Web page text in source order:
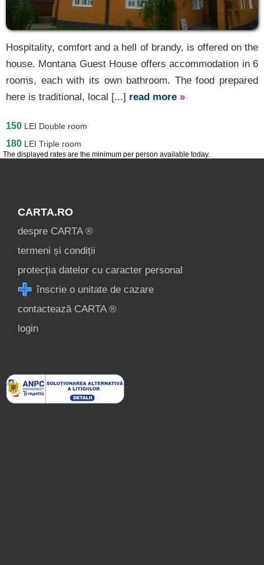
The displayed rates are the minimum per person available today.
Hospitality, comfort and a hell of brandy, is offered on the
house. Montana Guest House offers accommodation in 6
rooms, each with its own bathroom. The food prepared
here is traditional, local [...] read more »
150 LEI Double room
180 LEI Triple room
Șieu [1 offers at 47.9 km]
[1 offers at 56.1 km]
Târgu Lăpuș
[4 offers at 59.1 km]
Săcel
[9 offers at 67.3 km]
Borșa
[26 offers at 78.9 km]
Înscrie o unitate de
cazare
despre C A R T A ®
login
CARTA.RO
despre CARTA ®
termeni și condiții
protecția datelor cu caracter personal
înscrie o unitate de cazare
contactează CARTA ®
login